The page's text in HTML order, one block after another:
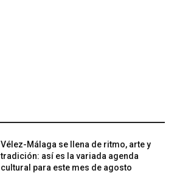
Vélez-Málaga se llena de ritmo, arte y
tradición: así es la variada agenda
cultural para este mes de agosto